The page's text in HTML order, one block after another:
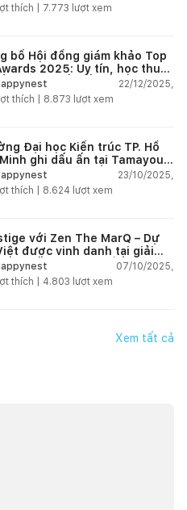
thích | 7.773 lượt xem
bố Hội đồng giám khảo Top
2025: Uy tín, học thuật
nhìn thiết kế mới
22/12/2025,
thích | 8.873 lượt xem
Đại học Kiến trúc TP. Hồ
ghi dấu ấn tại Tamayouz
for Excellence 202423/10/2025,
thích | 8.624 lượt xem
với Zen The MarQ – Dự
được vinh danh tại giải
kiến trúc châu Á 2025
07/10/2025,
thích | 4.803 lượt xem
Xem tất cả